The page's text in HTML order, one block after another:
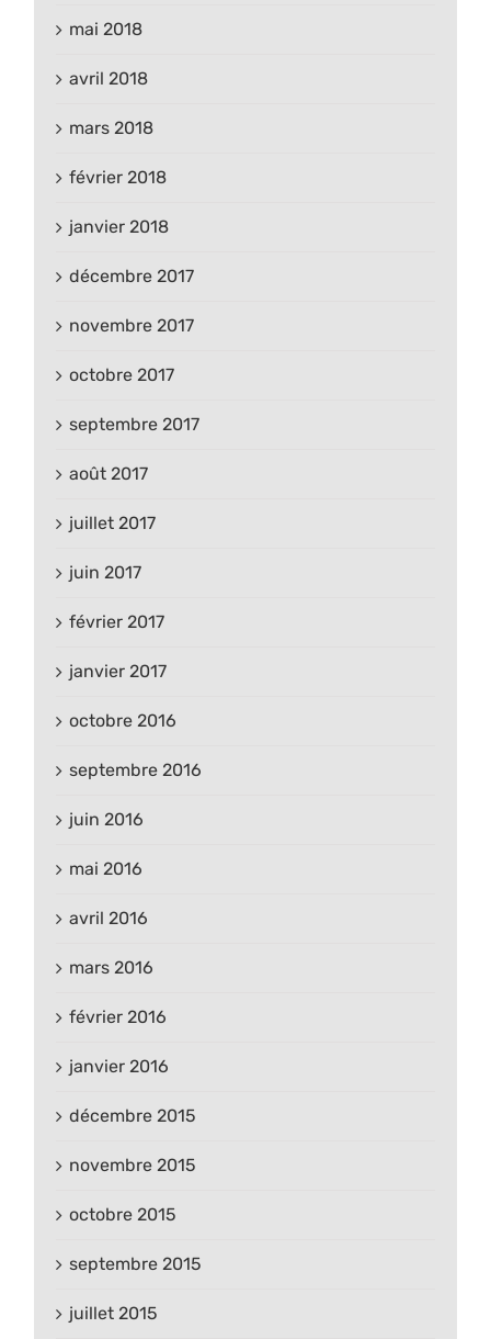
mai 2018
avril 2018
mars 2018
février 2018
janvier 2018
décembre 2017
novembre 2017
octobre 2017
septembre 2017
août 2017
juillet 2017
juin 2017
février 2017
janvier 2017
octobre 2016
septembre 2016
juin 2016
mai 2016
avril 2016
mars 2016
février 2016
janvier 2016
décembre 2015
novembre 2015
octobre 2015
septembre 2015
juillet 2015